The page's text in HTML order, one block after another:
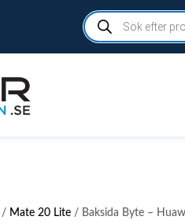
Products
search
/ Mate 20 Lite / Baksida Byte –